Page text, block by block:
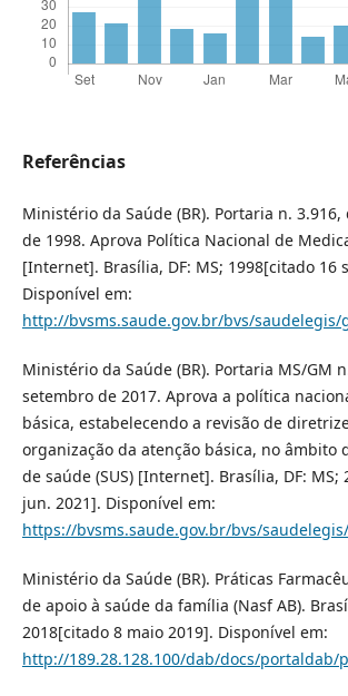
Referências
Ministério da Saúde (BR). Portaria n.
de 1998. Aprova Política Nacional de
[Internet]. Brasília, DF: MS; 1998[citado 16
Disponível em:
http://bvsms.saude.gov.br/bvs/saudelegis/
Ministério da Saúde (BR). Portaria MS/GM
setembro de 2017. Aprova a política
básica, estabelecendo a revisão de
organização da atenção básica, no âmbito
de saúde (SUS) [Internet]. Brasília, DF: MS;
jun. 2021]. Disponível em:
https://bvsms.saude.gov.br/bvs/
Ministério da Saúde (BR). Práticas
de apoio à saúde da família (Nasf AB).
2018[citado 8 maio 2019]. Disponível em:
http://189.28.128.100/dab/docs/portaldab/